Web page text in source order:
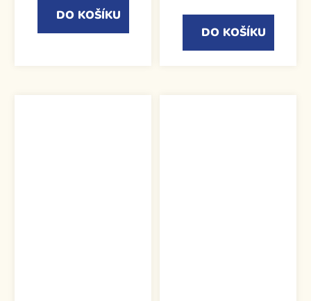
DO KOŠÍKU
DO KOŠÍKU